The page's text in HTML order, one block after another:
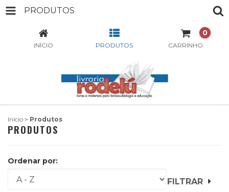
PRODUTOS
INÍCIO PRODUTOS CARRINHO
0
Início > Produtos
PRODUTOS
Ordenar por:
FILTRAR